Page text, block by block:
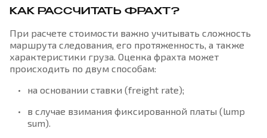
КАК РАССЧИТАТЬ ФРАХТ?
При расчете стоимости важно учитывать сложность
маршрута следования, его протяженность, а также
характеристики груза. Оценка фрахта может
происходить по двум способам:
на основании ставки (freight rate);
в случае взимания фиксированной платы (lump
sum).